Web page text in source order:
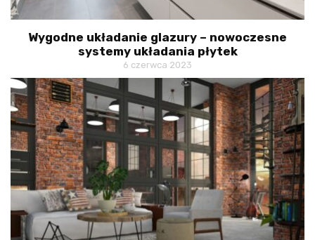
Wygodne układanie glazury – nowoczesne
systemy układania płytek
6 czerwca 2023